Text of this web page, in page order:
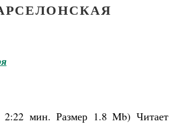
2:22 мин. Размер 1.8 Mb) Читает